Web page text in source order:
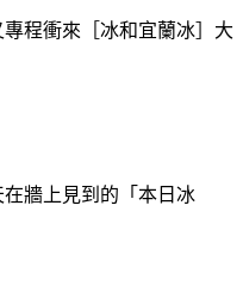
程衝來［冰和宜蘭冰］大
在牆上見到的「本日冰